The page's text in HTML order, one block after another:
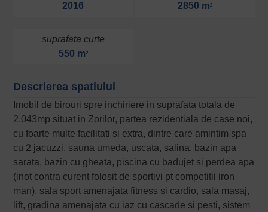
2016
2850 m2
suprafata curte
550 m2
Descrierea spatiului
Imobil de birouri spre inchiriere in suprafata totala de
2.043mp situat in Zorilor, partea rezidentiala de case noi,
cu foarte multe facilitati si extra, dintre care amintim spa
cu 2 jacuzzi, sauna umeda, uscata, salina, bazin apa
sarata, bazin cu gheata, piscina cu badujet si perdea apa
(inot contra curent folosit de sportivi pt competitii iron
man), sala sport amenajata fitness si cardio, sala masaj,
lift, gradina amenajata cu iaz cu cascade si pesti, sistem